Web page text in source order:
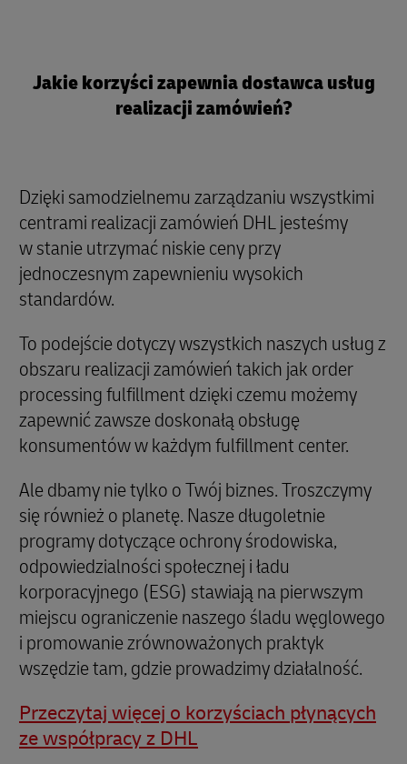
Jakie korzyści zapewnia dostawca usług
realizacji zamówień?
Dzięki samodzielnemu zarządzaniu wszystkimi
centrami realizacji zamówień DHL jesteśmy
w stanie utrzymać niskie ceny przy
jednoczesnym zapewnieniu wysokich
standardów.
To podejście dotyczy wszystkich naszych usług z
obszaru realizacji zamówień takich jak order
processing fulfillment dzięki czemu możemy
zapewnić zawsze doskonałą obsługę
konsumentów w każdym fulfillment center.
Ale dbamy nie tylko o Twój biznes. Troszczymy
się również o planetę. Nasze długoletnie
programy dotyczące ochrony środowiska,
odpowiedzialności społecznej i ładu
korporacyjnego (ESG) stawiają na pierwszym
miejscu ograniczenie naszego śladu węglowego
i promowanie zrównoważonych praktyk
wszędzie tam, gdzie prowadzimy działalność.
Przeczytaj więcej o korzyściach płynących
ze współpracy z DHL